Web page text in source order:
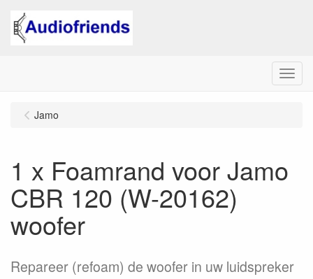
Menu
Jamo
1 x Foamrand voor Jamo
CBR 120 (W-20162)
woofer
Repareer (refoam) de woofer in uw luidspreker